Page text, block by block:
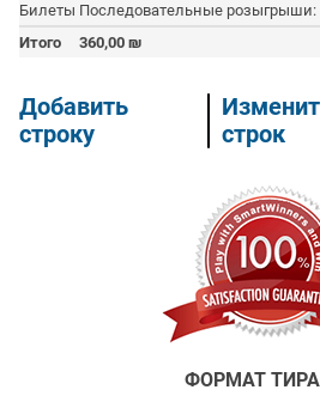
Билеты Последовательные розыгрыши:
Итого
360,00 ₪
Добавить
строку
строк
ФОРМАТ